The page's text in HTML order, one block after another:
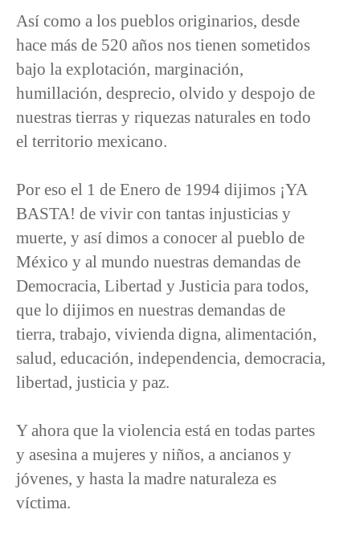
Así como a los pueblos originarios, desde
hace más de 520 años nos tienen sometidos
bajo la explotación, marginación,
humillación, desprecio, olvido y despojo de
nuestras tierras y riquezas naturales en todo
el territorio mexicano.
Por eso el 1 de Enero de 1994 dijimos ¡YA
BASTA! de vivir con tantas injusticias y
muerte, y así dimos a conocer al pueblo de
México y al mundo nuestras demandas de
Democracia, Libertad y Justicia para todos,
que lo dijimos en nuestras demandas de
tierra, trabajo, vivienda digna, alimentación,
salud, educación, independencia, democracia,
libertad, justicia y paz.
Y ahora que la violencia está en todas partes
y asesina a mujeres y niños, a ancianos y
jóvenes, y hasta la madre naturaleza es
víctima.